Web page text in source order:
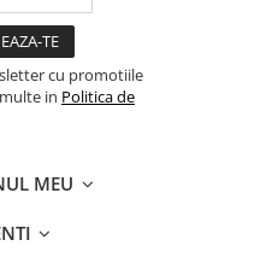
cu promotiile
in Politica de
MEU